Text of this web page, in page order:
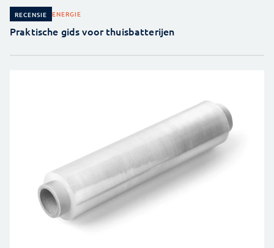
RECENSIE ENERGIE
Praktische gids voor thuisbatterijen